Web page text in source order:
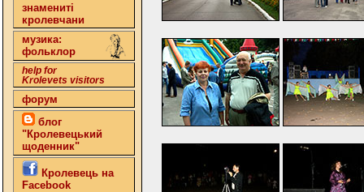
знамениті
кролевчани
музика:
фольклор
help for
Krolevets visitors
форум
блог
"Кролевецький
щоденник"
Кролевець на
Facebook